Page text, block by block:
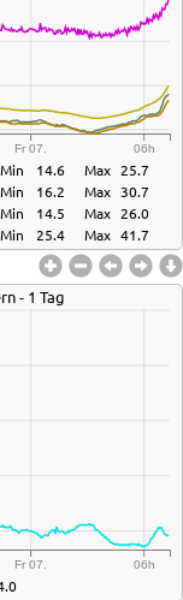
Fr 07. 06h
Min
Min
Min
Min
14.6
16.2
14.5
25.4
Max
Max
Max
Max
25.7
30.7
26.0
41.7
- 1 Tag
Fr 07. 06h